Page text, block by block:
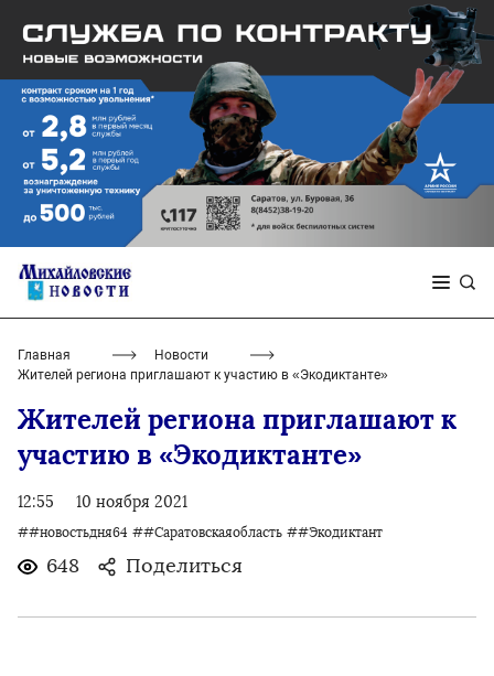
Главная
Новости
Жителей региона приглашают к участию в «Экодиктанте»
Жителей региона приглашают к
участию в «Экодиктанте»
12:55 10 ноября 2021
##новостьдня64 ##Саратовскаяобласть ##Экодиктант
648 Поделиться